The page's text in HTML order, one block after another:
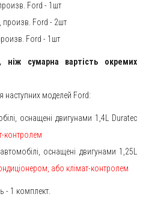
Ford - 1шт
произв. Ford - 2шт
Ford - 1шт
ніж сумарна вартість окремих
наступних моделей Ford:
оснащені двигунами 1,4L Duratec
контролем
оснащені двигунами 1,25L
або клімат-контролем
- 1 комплект.